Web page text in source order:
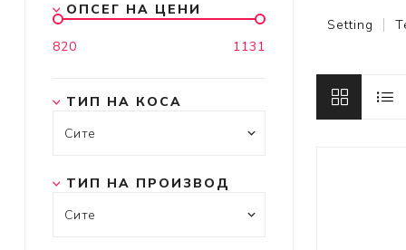
IGORA
Chroma ID
Setting
ОПСЕГ НА ЦЕНИ
820 1131
ТИП НА КОСА
ТИП НА ПРОИЗВОД